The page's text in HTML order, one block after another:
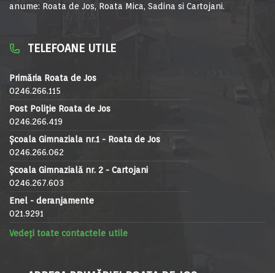
anume: Roata de Jos, Roata Mica, Sadina si Cartojani.
TELEFOANE UTILE
Primăria Roata de Jos
0246.266.115
Post Poliție Roata de Jos
0246.266.419
Școala Gimnaziala nr.1 - Roata de Jos
0246.266.062
Școala Gimnazială nr. 2 - Cartojani
0246.267.603
Enel - deranjamente
021.9291
Vedeți toate contactele utile